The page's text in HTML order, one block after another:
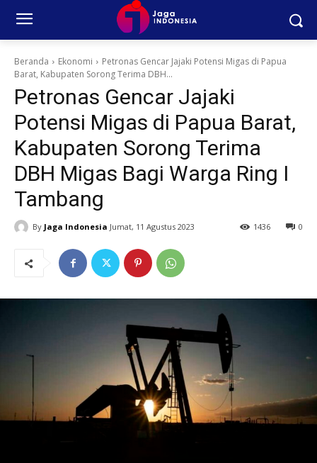
Beranda Ekonomi
Petronas Gencar Jajaki Potensi Migas di Papua
Barat, Kabupaten Sorong Terima DBH...
Petronas Gencar Jajaki
Potensi Migas di Papua Barat,
Kabupaten Sorong Terima
DBH Migas Bagi Warga Ring I
Tambang
By Jaga Indonesia Jumat, 11 Agustus 2023 0
1436